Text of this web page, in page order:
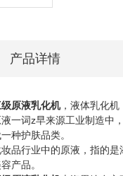
产品详情
原液乳化机，液体乳化机
液一词z早来源工业制造中
种护肤品类。
品行业中的原液，指的
产品。